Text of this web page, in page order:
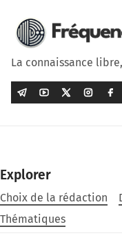
La connaissance
Explorer
Choix de la rédaction
Thématiques